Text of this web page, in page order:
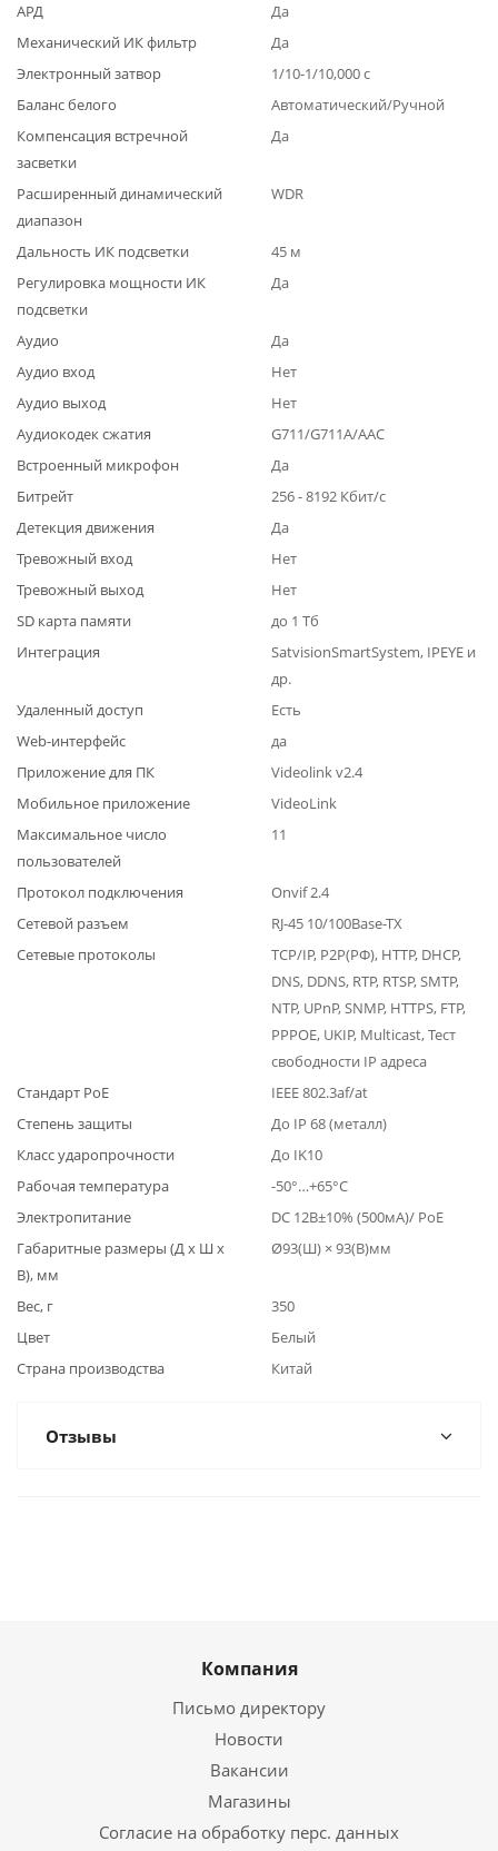
АРД
Да
Механический ИК фильтр
Да
Электронный затвор
1/10-1/10,000 с
Баланс белого
Автоматический/Ручной
Компенсация встречной
засветки
Да
Расширенный динамический
диапазон
WDR
Дальность ИК подсветки
45 м
Регулировка мощности ИК
подсветки
Да
Аудио
Да
Аудио вход
Нет
Аудио выход
Нет
Аудиокодек сжатия
G711/G711A/AAC
Встроенный микрофон
Да
Битрейт
256 - 8192 Кбит/с
Детекция движения
Да
Тревожный вход
Нет
Тревожный выход
Нет
SD карта памяти
до 1 Тб
Интеграция
SatvisionSmartSystem, IPEYE и
др.
Удаленный доступ
Есть
Web-интерфейс
да
Приложение для ПК
Videolink v2.4
Мобильное приложение
VideoLink
Максимальное число
пользователей
11
Протокол подключения
Onvif 2.4
Сетевой разъем
RJ-45 10/100Base-TX
Сетевые протоколы
TCP/IP, P2P(РФ), HTTP, DHCP,
DNS, DDNS, RTP, RTSP, SMTP,
NTP, UPnP, SNMP, HTTPS, FTP,
PPPOE, UKIP, Multicast, Тест
свободности IP адреса
Стандарт PoE
IEEE 802.3af/at
Степень защиты
До IP 68 (металл)
Класс ударопрочности
До IK10
Рабочая температура
-50°…+65°C
Электропитание
DC 12B±10% (500мА)/ PoE
Габаритные размеры (Д x Ш x
В), мм
Ø93(Ш) × 93(B)мм
Вес, г
350
Цвет
Белый
Страна производства
Китай
Отзывы
Компания
Письмо директору
Новости
Вакансии
Магазины
Согласие на обработку перс. данных